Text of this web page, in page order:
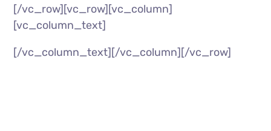
[/vc_row][vc_row][vc_column]
[vc_column_text]
[/vc_column_text][/vc_column][/vc_row]